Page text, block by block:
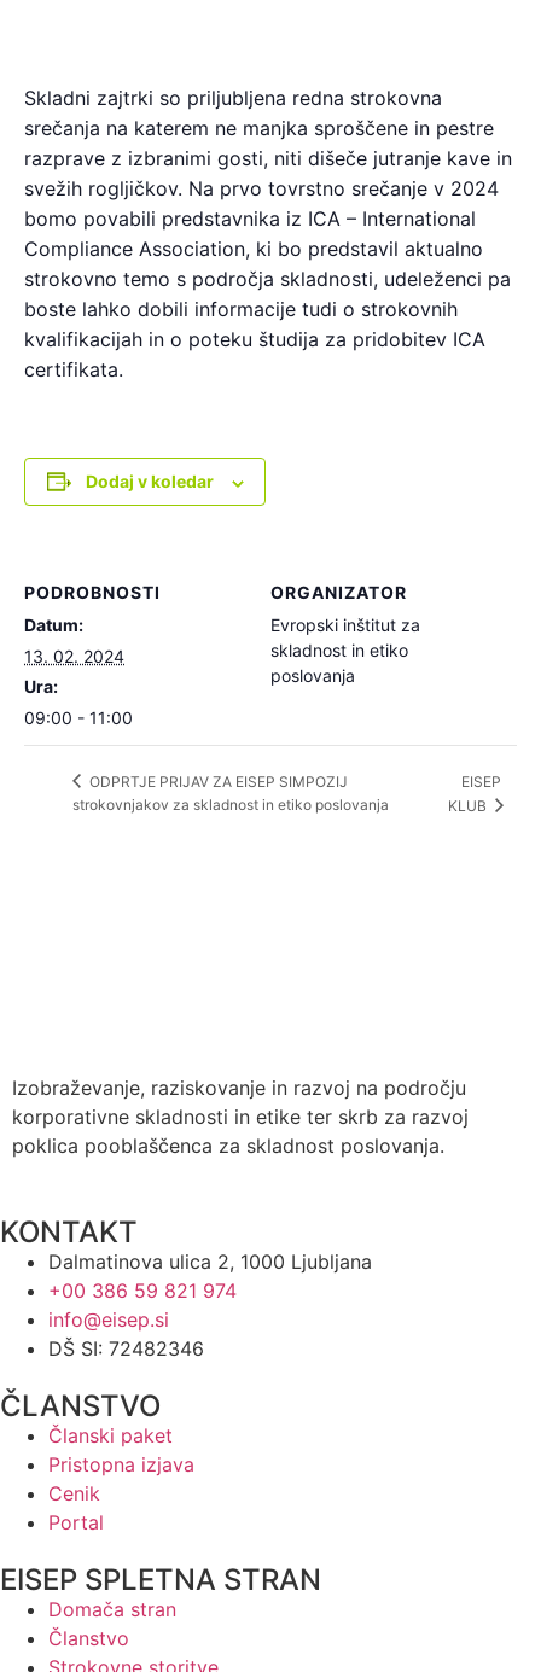
Skladni zajtrki so priljubljena redna strokovna
srečanja na katerem ne manjka sproščene in pestre
razprave z izbranimi gosti, niti dišeče jutranje kave in
svežih rogljičkov. Na prvo tovrstno srečanje v 2024
bomo povabili predstavnika iz ICA – International
Compliance Association, ki bo predstavil aktualno
strokovno temo s področja skladnosti, udeleženci pa
boste lahko dobili informacije tudi o strokovnih
kvalifikacijah in o poteku študija za pridobitev ICA
certifikata.
Dodaj v koledar
PODROBNOSTI
Datum:
13. 02. 2024
Ura:
09:00 - 11:00
ORGANIZATOR
Evropski inštitut za
skladnost in etiko
poslovanja
ODPRTJE PRIJAV ZA EISEP SIMPOZIJ
strokovnjakov za skladnost in etiko poslovanja
EISEP
KLUB
Izobraževanje, raziskovanje in razvoj na področju
korporativne skladnosti in etike ter skrb za razvoj
poklica pooblaščenca za skladnost poslovanja.
KONTAKT
Dalmatinova ulica 2, 1000 Ljubljana
+00 386 59 821 974
info@eisep.si
DŠ SI: 72482346
ČLANSTVO
Članski paket
Pristopna izjava
Cenik
Portal
EISEP SPLETNA STRAN
Domača stran
Članstvo
Strokovne storitve